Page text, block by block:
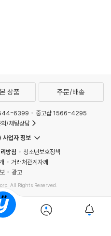
상품 주문/배송
6399
중고샵 1566-4295
/채팅상담
사업자 정보
방침
청소년보호정책
거래처관계자께
광고
All Rights Reserved.